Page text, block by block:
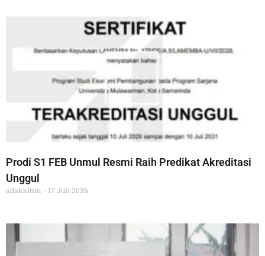
Prodi S1 FEB Unmul Resmi Raih Predikat Akreditasi
Unggul
adakaltim 17 Juli 2026